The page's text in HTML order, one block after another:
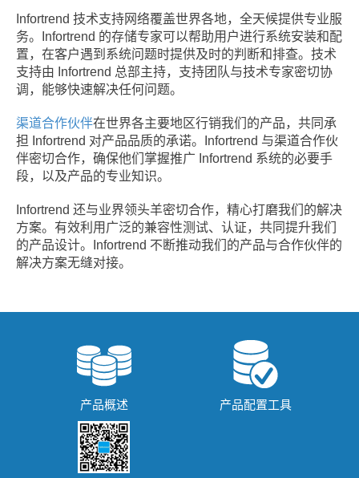
Infortrend 技术支持网络覆盖世界各地，全天候提供专业服
务。Infortrend 的存储专家可以帮助用户进行系统安装和配
置，在客户遇到系统问题时提供及时的判断和排查。技术
支持由 Infortrend 总部主持，支持团队与技术专家密切协
调，能够快速解决任何问题。
渠道合作伙伴在世界各主要地区行销我们的产品，共同承
担 Infortrend 对产品品质的承诺。Infortrend 与渠道合作伙
伴密切合作，确保他们掌握推广 Infortrend 系统的必要手
段，以及产品的专业知识。
Infortrend 还与业界领头羊密切合作，精心打磨我们的解决
方案。有效利用广泛的兼容性测试、认证，共同提升我们
的产品设计。Infortrend 不断推动我们的产品与合作伙伴的
解决方案无缝对接。
产品概述 产品配置工具